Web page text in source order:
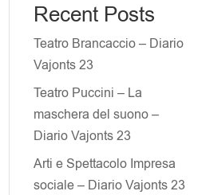
Recent Posts
Teatro Brancaccio – Diario
Vajonts 23
Teatro Puccini – La
maschera del suono –
Diario Vajonts 23
Arti e Spettacolo Impresa
sociale – Diario Vajonts 23